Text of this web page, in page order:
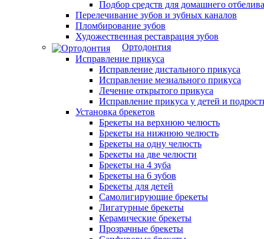
Подбор средств для домашнего
Перелечивание зубов и зубных каналов
Пломбирование зубов
Художественная реставрация зубов
Ортодонтия
Исправление прикуса
Исправление дистального прикуса
Исправление мезиального прикуса
Лечение открытого прикуса
Исправление прикуса у детей и
Установка брекетов
Брекеты на верхнюю челюсть
Брекеты на нижнюю челюсть
Брекеты на одну челюсть
Брекеты на две челюсти
Брекеты на 4 зуба
Брекеты на 6 зубов
Брекеты для детей
Самолигирующие брекеты
Лигатурные брекеты
Керамические брекеты
Прозрачные брекеты